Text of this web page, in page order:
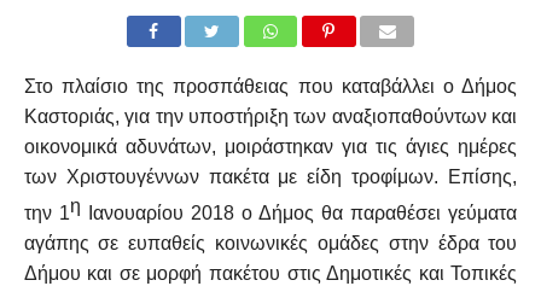
Στο πλαίσιο της προσπάθειας που καταβάλλει ο Δήμος
Καστοριάς, για την υποστήριξη των αναξιοπαθούντων και
οικονομικά αδυνάτων, μοιράστηκαν για τις άγιες ημέρες
των Χριστουγέννων πακέτα με είδη τροφίμων. Επίσης,
την 1η Ιανουαρίου 2018 ο Δήμος θα παραθέσει γεύματα
αγάπης σε ευπαθείς κοινωνικές ομάδες στην έδρα του
Δήμου και σε μορφή πακέτου στις Δημοτικές και Τοπικές